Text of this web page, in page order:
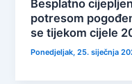
Besplatno
potresom
se tijekom cijele
Ponedjeljak, 25. siječnja